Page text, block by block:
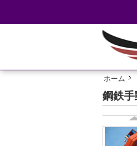
ホーム
鋼鉄